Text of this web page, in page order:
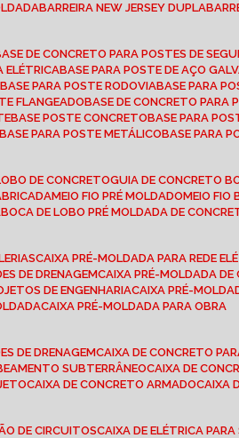
BARREIRA NEW JERSEY DUPLA
BASE DE CONCRETO PARA POSTES DE
ELÉTRICA BASE PARA POSTE DE AÇO
BASE PARA POSTE RODOVIA BASE PARA
FLANGEADO BASE DE CONCRETO
BASE POSTE CONCRETO BASE PARA
BASE PARA POSTE METÁLICO BASE PARA
DE CONCRETO
GUIA DE CONCRETO
MEIO FIO PRÉ MOLDADO MEIO
BOCA DE LOBO PRÉ MOLDADA DE
CAIXA PRÉ-MOLDADA PARA REDE
DE DRENAGEM CAIXA PRÉ-MOLDADA
DE ENGENHARIA CAIXA PRÉ-
CAIXA PRÉ-MOLDADA PARA OBRA
DE DRENAGEM
CAIXA DE CONCRETO
SUBTERRÂNEO CAIXA DE
CAIXA DE CONCRETO ARMADO
DE CIRCUITOS CAIXA DE ELÉTRICA